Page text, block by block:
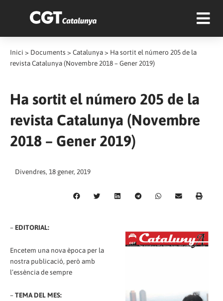
Inici > Documents > Catalunya> Ha sortit el número 205 de la
revista Catalunya (Novembre 2018 – Gener 2019)
Ha sortit el número 205 de la
revista Catalunya (Novembre
2018 – Gener 2019)
Divendres, 18 gener, 2019
– EDITORIAL:
Encetem una nova època per la
nostra publicació, però amb
l’essència de sempre
–TEMA DEL MES: